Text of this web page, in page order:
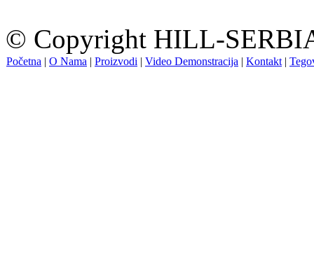
© Copyright HILL-
Početna | O Nama | Proizvodi | Video Demonstracija | Kontakt |